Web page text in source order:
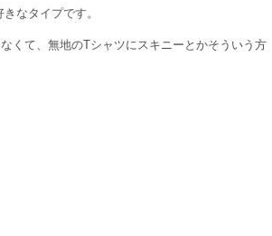
なタイプです。
くて、無地のTシャツにスキニーとかそういう方